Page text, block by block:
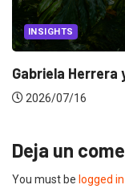
INSIGHTS
Gabriela
2026/07/16
Deja un
You must be logged in